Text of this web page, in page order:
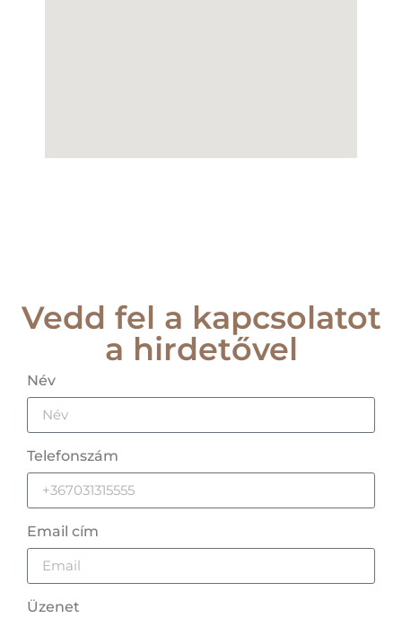
Vedd fel a kapcsolatot
a hirdetővel
Név
Telefonszám
Email cím
Üzenet